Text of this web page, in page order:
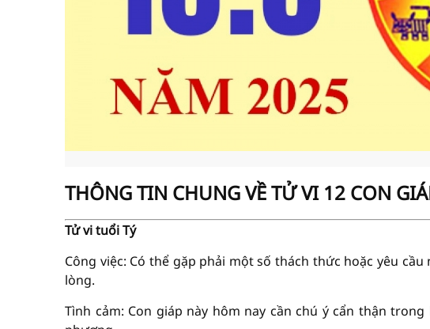
THÔNG TIN CHUNG VỀ TỬ VI 12 CON
Tử vi tuổi Tý
Công việc: Có thể gặp phải một số thách thức hoặc yêu
lòng.
Tình cảm: Con giáp này hôm nay cần chú ý cẩn thận